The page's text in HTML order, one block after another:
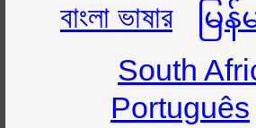
বাংলা ভাষার
မြန်
South
Português